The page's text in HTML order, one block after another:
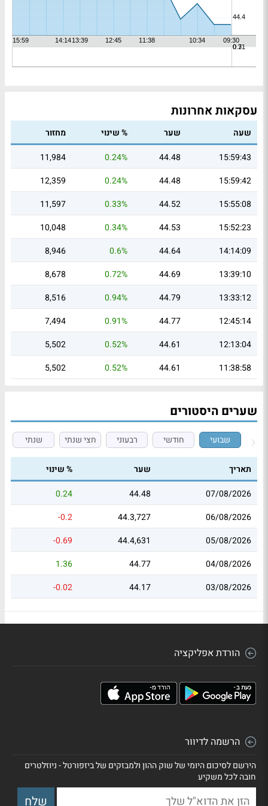
עסקאות אחרונות
שעה שער % שינוי
מחזור
15:59:43
44.48
0.24%
11,984
15:59:42
44.48
0.24%
12,359
15:55:08
44.52
0.33%
11,597
15:52:23
44.53
0.34%
10,048
14:14:09
44.64
0.6%
8,946
13:39:10
44.69
0.72%
8,678
13:33:12
44.79
0.94%
8,516
12:45:14
44.77
0.91%
7,494
12:13:04
44.61
0.52%
5,502
11:38:58
44.61
0.52%
5,502
שערים היסטורים
שבועי חודשי רבעוני חצי שנתי שנתי
תאריך שער
% שינוי
07/08/2026
44.48
0.24
06/08/2026
44.3,727
-0.2
05/08/2026
44.4,631
-0.69
04/08/2026
44.77
1.36
03/08/2026
44.17
-0.02
הורדת אפליקציה
הרשמה לדיוור
הירשם לסיכום היומי של שוק ההון ולמבזקים של ביזפורטל - ניוזלטרים
חובה לכל משקיע